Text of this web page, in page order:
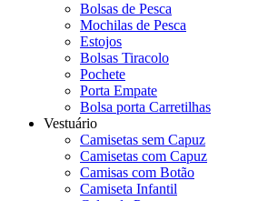
Bolsas de Pesca
Mochilas de Pesca
Estojos
Bolsas Tiracolo
Pochete
Porta Empate
Bolsa porta Carretilhas
Vestuário
Camisetas sem Capuz
Camisetas com Capuz
Camisas com Botão
Camiseta Infantil